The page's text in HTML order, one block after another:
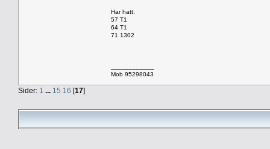
Har hatt:
57 T1
64 T1
71 1302
Mob 95298043
Sider: 1 ... 15 16 [17]